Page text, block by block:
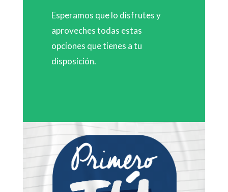
Esperamos que lo disfrutes y
aproveches todas estas
opciones que tienes a tu
disposición.